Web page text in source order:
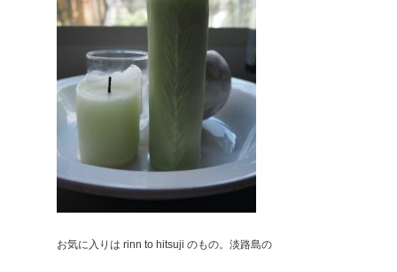
お気に入りは rinn to hitsuji のもの。淡路島の